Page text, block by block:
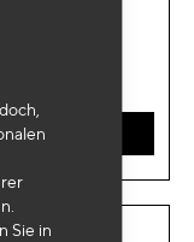
Sie in